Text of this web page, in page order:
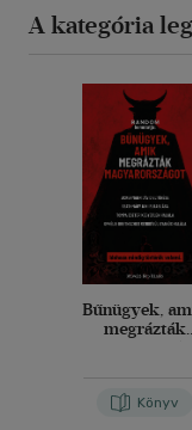
A kategória
Bűnügyek,
megrázták
Könyv